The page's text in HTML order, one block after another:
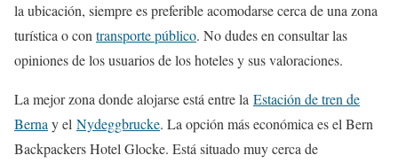
la ubicación, siempre es preferible acomodarse cerca de una zona
turística o con transporte público. No dudes en consultar las
opiniones de los usuarios de los hoteles y sus valoraciones.
La mejor zona donde alojarse está entre la Estación de tren de
Berna y el Nydeggbrucke. La opción más económica es el Bern
Backpackers Hotel Glocke. Está situado muy cerca de